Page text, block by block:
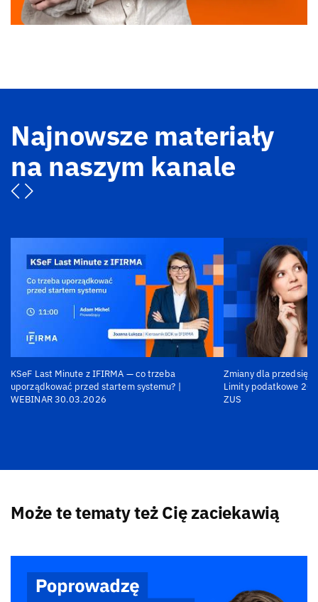
Najnowsze materiały
na naszym kanale
KSeF Last Minute z IFIRMA — co trzeba
uporządkować przed startem systemu? |
WEBINAR 30.03.2026
Zmiany dla
Limity podatkowe
ZUS
Może te tematy też Cię zaciekawią